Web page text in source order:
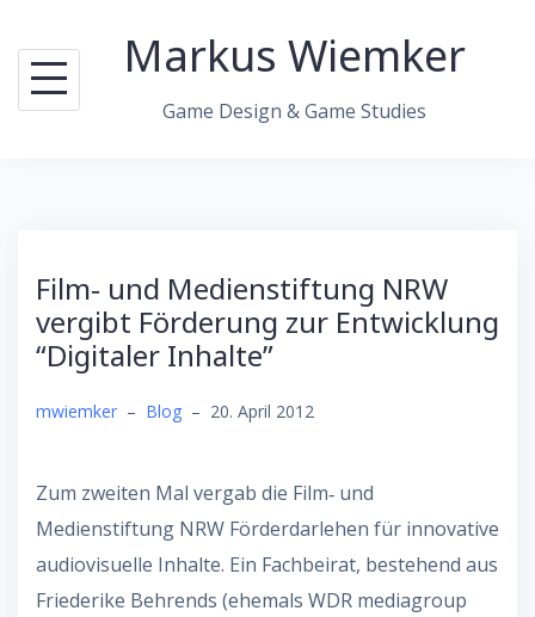
content
Markus Wiemker
Game Design & Game Studies
Film‐ und Medienstiftung NRW
vergibt Förderung zur Entwicklung
“Digitaler Inhalte”
mwiemker – Blog – 20. April 2012
Zum zweiten Mal vergab die Film‐ und
Medienstiftung NRW Förderdarlehen für innovative
audiovisuelle Inhalte. Ein Fachbeirat, bestehend aus
Friederike Behrends (ehemals WDR mediagroup